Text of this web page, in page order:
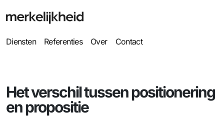
Diensten Referenties Over Contact
Het verschil tussen positionering
en propositie